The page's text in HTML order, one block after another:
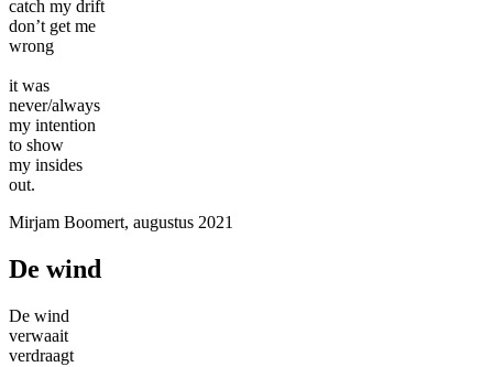
catch my drift
don’t get me
wrong
it was
never/always
my intention
to show
my insides
out.
Mirjam Boomert, augustus 2021
De wind
De wind
verwaait
verdraagt